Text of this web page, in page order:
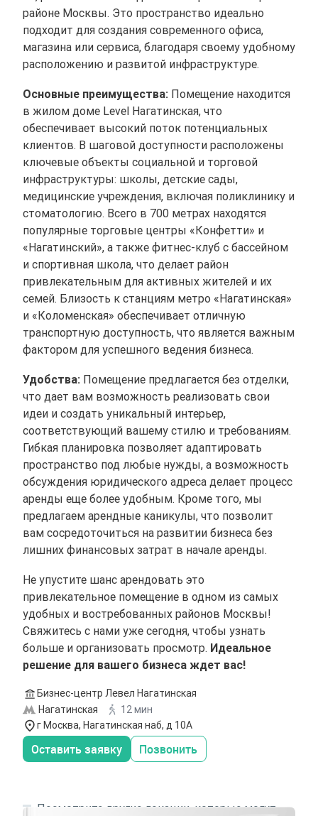
районе Москвы. Это пространство идеально
подходит для создания современного офиса,
магазина или сервиса, благодаря своему удобному
расположению и развитой инфраструктуре.
Основные преимущества: Помещение находится
в жилом доме Level Нагатинская, что
обеспечивает высокий поток потенциальных
клиентов. В шаговой доступности расположены
ключевые объекты социальной и торговой
инфраструктуры: школы, детские сады,
медицинские учреждения, включая поликлинику и
стоматологию. Всего в 700 метрах находятся
популярные торговые центры «Конфетти» и
«Нагатинский», а также фитнес-клуб с бассейном
и спортивная школа, что делает район
привлекательным для активных жителей и их
семей. Близость к станциям метро «Нагатинская»
и «Коломенская» обеспечивает отличную
транспортную доступность, что является важным
фактором для успешного ведения бизнеса.
Удобства: Помещение предлагается без отделки,
что дает вам возможность реализовать свои
идеи и создать уникальный интерьер,
соответствующий вашему стилю и требованиям.
Гибкая планировка позволяет адаптировать
пространство под любые нужды, а возможность
обсуждения юридического адреса делает процесс
аренды еще более удобным. Кроме того, мы
предлагаем арендные каникулы, что позволит
вам сосредоточиться на развитии бизнеса без
лишних финансовых затрат в начале аренды.
Не упустите шанс арендовать это
привлекательное помещение в одном из самых
удобных и востребованных районов Москвы!
Свяжитесь с нами уже сегодня, чтобы узнать
больше и организовать просмотр. Идеальное
решение для вашего бизнеса ждет вас!
Бизнес-центр Левел Нагатинская
Нагатинская
12 мин
г Москва, Нагатинская наб, д 10А
Оставить заявку Позвонить
Посмотрите другие локации, которые могут